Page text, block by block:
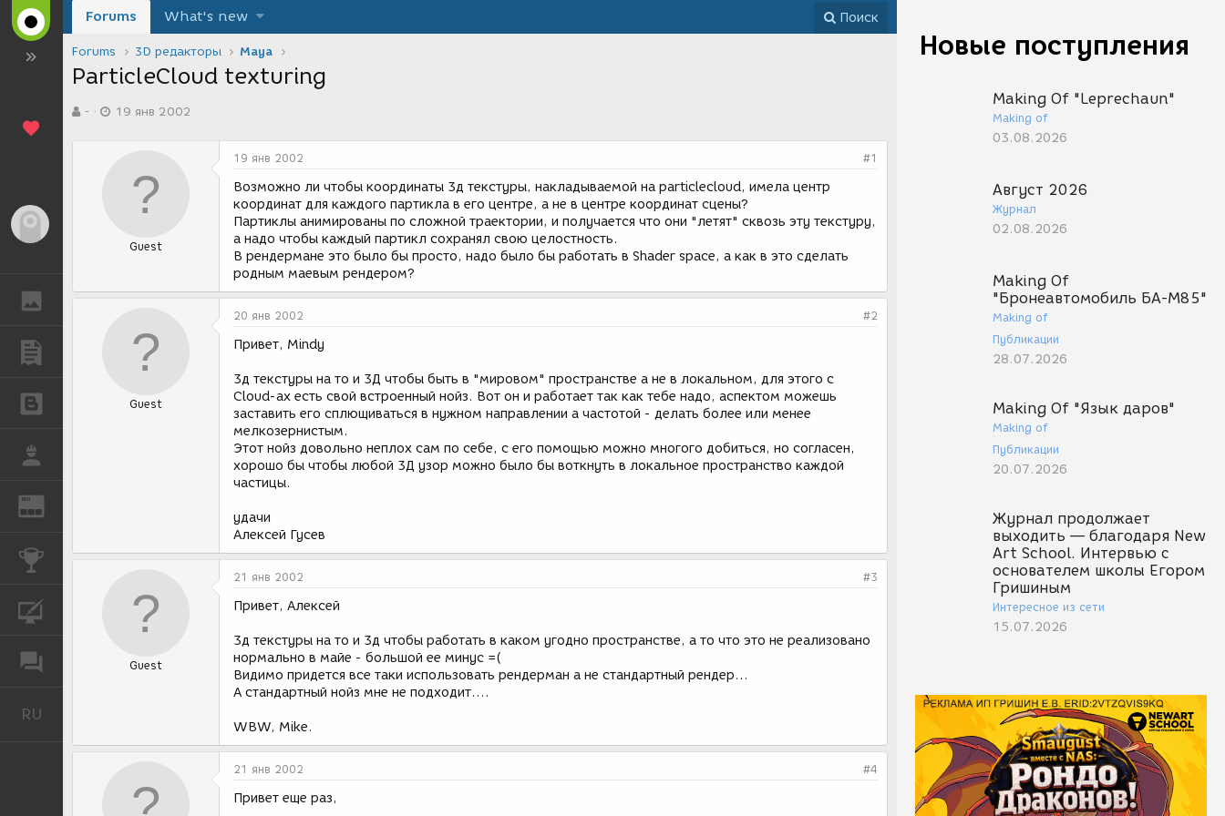
ПУБЛИКАЦИИ
REN
КОНКУРСЫ
RU
Новые поступления
Making Of "Leprechaun"
Making of
03.08.2026
Август 2026
Журнал
02.08.2026
Making Of
"Бронеавтомобиль БА-М85"
Making of
Публикации
28.07.2026
Making Of "Язык даров"
Making of
Публикации
20.07.2026
Журнал продолжает
выходить — благодаря New
Art School. Интервью с
основателем школы Егором
Гришиным
Интересное из сети
15.07.2026
Forums What's new Поиск
Forums 3D редакторы Maya
ParticleCloud texturing
в-
а
19 янв 2002
Guest
19 янв 2002 #1
Возможно ли чтобы координаты 3д текстуры, накладываемой на particlecloud, имела центр
координат для каждого партикла в его центре, а не в центре координат сцены?
Партиклы анимированы по сложной траектории, и получается что они "летят" сквозь эту текстуру,
а надо чтобы каждый партикл сохранял свою целостность.
В рендермане это было бы просто, надо было бы работать в Shader space, а как в это сделать
родным маевым рендером?
Guest
20 янв 2002 #2
Привет, Mindy
3д текстуры на то и 3Д чтобы быть в "мировом" пространстве а не в локальном, для этого с
Cloud-ах есть свой встроенный нойз. Вот он и работает так как тебе надо, аспектом можешь
заставить его сплющиваться в нужном направлении а частотой - делать более или менее
мелкозернистым.
Этот нойз довольно неплох сам по себе, с его помощью можно многого добиться, но согласен,
хорошо бы чтобы любой 3Д узор можно было бы воткнуть в локальное пространство каждой
частицы.
удачи
Алексей Гусев
Guest
21 янв 2002 #3
Привет, Алексей
3д текстуры на то и 3д чтобы работать в каком угодно пространстве, а то что это не реализовано
нормально в майе - большой ее минус =(
Видимо придется все таки использовать рендерман а не стандартный рендер...
А стандартный нойз мне не подходит....
WBW, Mike.
21 янв 2002 #4
Привет еще раз,